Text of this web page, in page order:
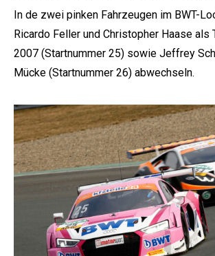
In de zwei pinken Fahrzeugen im BWT-
Ricardo Feller und Christopher Haase als
2007 (Startnummer 25) sowie Jeffrey
Mücke (Startnummer 26) abwechseln.